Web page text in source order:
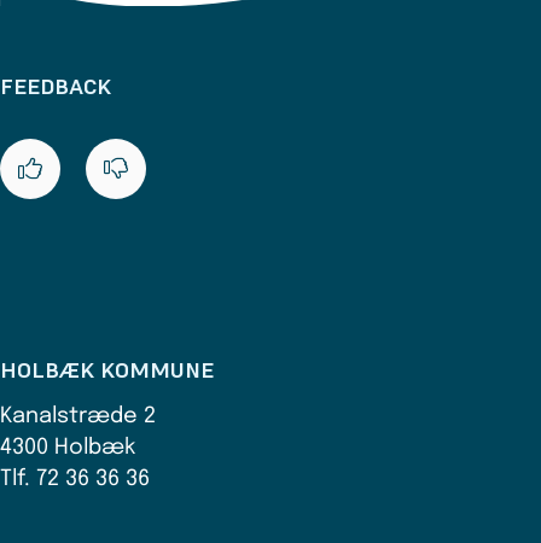
FEEDBACK
HOLBÆK KOMMUNE
Kanalstræde 2
4300 Holbæk
Tlf. 72 36 36 36